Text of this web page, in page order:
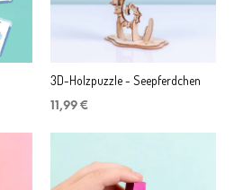
3D-Holzpuzzle - Seepferdchen
11,99 €